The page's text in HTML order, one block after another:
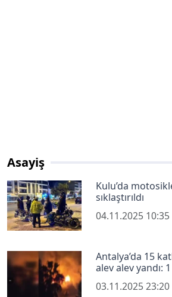
Asayiş
Kulu’da
sıklaştırıldı
04.11.2025 10:35
Antalya’da 15
alev alev yandı:
03.11.2025 23:20